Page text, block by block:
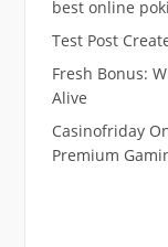
best online
Test Post
Fresh Bonus:
Alive
Casinofriday
Premium